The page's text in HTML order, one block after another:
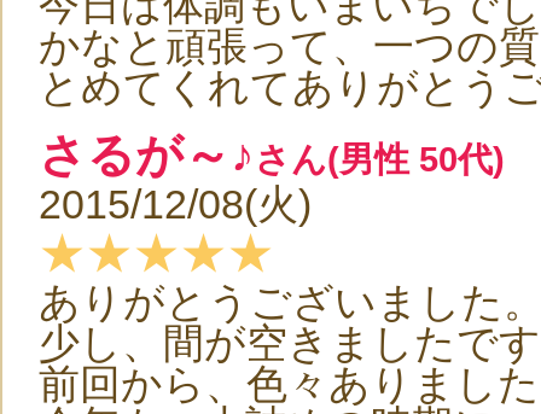
かなと頑張って、一つの
とめてくれてありがとう
さるが～♪ さん(男性 50代)
2015/12/08(火)
★★★★★
ありがとうございました
少し、間が空きましたで
前回から、色々ありまし